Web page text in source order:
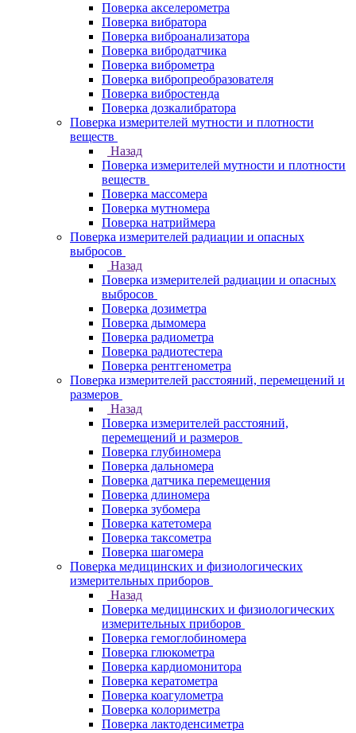
Поверка акселерометра
Поверка вибратора
Поверка виброанализатора
Поверка вибродатчика
Поверка виброметра
Поверка вибропреобразователя
Поверка вибростенда
Поверка дозкалибратора
Поверка измерителей мутности и плотности
веществ
Назад
Поверка измерителей мутности и плотности
веществ
Поверка массомера
Поверка мутномера
Поверка натриймера
Поверка измерителей радиации и опасных
выбросов
Назад
Поверка измерителей радиации и опасных
выбросов
Поверка дозиметра
Поверка дымомера
Поверка радиометра
Поверка радиотестера
Поверка рентгенометра
Поверка измерителей расстояний, перемещений и
размеров
Назад
Поверка измерителей расстояний,
перемещений и размеров
Поверка глубиномера
Поверка дальномера
Поверка датчика перемещения
Поверка длиномера
Поверка зубомера
Поверка катетомера
Поверка таксометра
Поверка шагомера
Поверка медицинских и физиологических
измерительных приборов
Назад
Поверка медицинских и физиологических
измерительных приборов
Поверка гемоглобиномера
Поверка глюкометра
Поверка кардиомонитора
Поверка кератометра
Поверка коагулометра
Поверка колориметра
Поверка лактоденсиметра